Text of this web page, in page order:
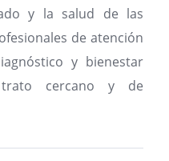
y la salud de las
de atención
y bienestar
cercano y de